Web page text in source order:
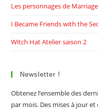
Les personnages de
I Became Friends with the
Witch Hat Atelier saison 2
Newsletter !
Obtenez l’ensemble des
par mois. Des mises à jour